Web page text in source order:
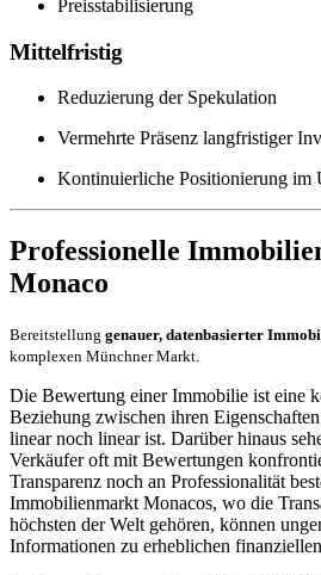
Preisstabilisierung
Mittelfristig
Reduzierung der Spekulation
Vermehrte Präsenz langfristiger
Kontinuierliche Positionierung im
Professionelle
Monaco
Bereitstellung genauer, datenbasierter
komplexen Münchner Markt.
Die Bewertung einer Immobilie ist eine
Beziehung zwischen ihren
linear noch linear ist. Darüber hinaus
Verkäufer oft mit Bewertungen
Transparenz noch an Professionalität
Immobilienmarkt Monacos, wo die
höchsten der Welt gehören, können
Informationen zu erheblichen